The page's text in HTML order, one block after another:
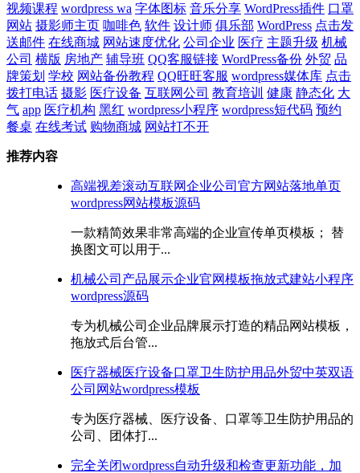
视频课程 wordpress wa 字体图标 音乐分享 WordPress插件 口罩
网站 摄影师主页 咖啡色 软件 设计师 俱乐部 WordPress 点击发
送邮件 在线商城 网站速度优化 公司企业 医疗 主题升级 机械
公司 横版 房地产 辅导班 QQ客服链接 WordPress备份 外贸 品
牌策划 学校 网站备份教程 QQ旺旺客服 wordpress媒体库 点击
拨打电话 摄影 医疗设备 互联网公司 教育培训 健康 静态化 大
气 app 医疗机构 黑红 wordpress小程序 wordpress短代码 预约
餐桌 在线考试 购物商城 网站打不开
推荐内容
高端视差滚动互联网企业公司官方网站落地单页
wordpress网站模板源码
一款精简效果非常高端的企业宣传单页模板； 替
换图文可以用于...
机械公司产品展示企业官网模板拖放式建站小程序
wordpress源码
专为机械公司企业品牌展示打造的精品网站模板，
拖放式后台管...
医疗器械医疗设备口罩卫生防护用品外贸中英双语
公司网站wordpress模板
专为医疗器械、医疗设备、口罩等卫生防护用品的
公司、团体打...
完全关闭wordpress自动升级和检查更新功能，加